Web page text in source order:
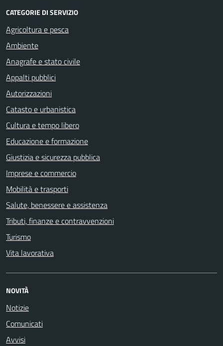
CATEGORIE DI SERVIZIO
Agricoltura e pesca
Ambiente
Anagrafe e stato civile
Appalti pubblici
Autorizzazioni
Catasto e urbanistica
Cultura e tempo libero
Educazione e formazione
Giustizia e sicurezza pubblica
Imprese e commercio
Mobilità e trasporti
Salute, benessere e assistenza
Tributi, finanze e contravvenzioni
Turismo
Vita lavorativa
NOVITÀ
Notizie
Comunicati
Avvisi